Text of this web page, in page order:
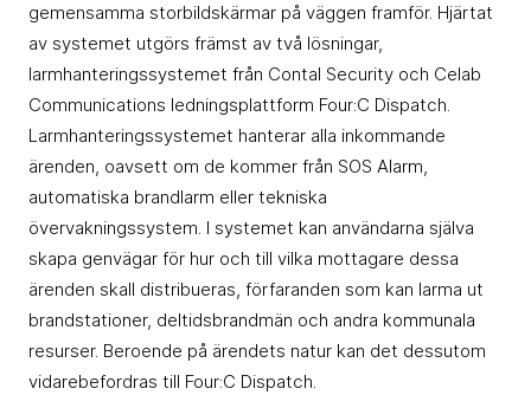
gemensamma storbildskärmar på väggen framför. Hjärtat
av systemet utgörs främst av två lösningar,
larmhanteringssystemet från Contal Security och Celab
Communications ledningsplattform Four:C Dispatch.
Larmhanteringssystemet hanterar alla inkommande
ärenden, oavsett om de kommer från SOS Alarm,
automatiska brandlarm eller tekniska
övervakningssystem. I systemet kan användarna själva
skapa genvägar för hur och till vilka mottagare dessa
ärenden skall distribueras, förfaranden som kan larma ut
brandstationer, deltidsbrandmän och andra kommunala
resurser. Beroende på ärendets natur kan det dessutom
vidarebefordras till Four:C Dispatch.